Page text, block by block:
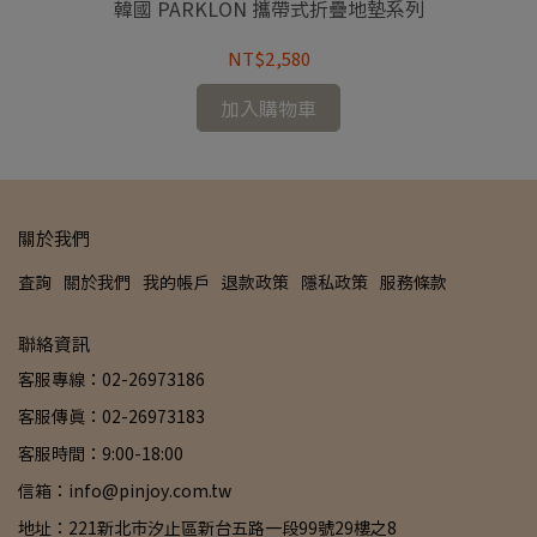
韓國 PARKLON 攜帶式折疊地墊系列
NT$2,580
加入購物車
關於我們
查詢 關於我們 我的帳戶 退款政策 隱私政策 服務條款
聯絡資訊
客服專線：02-26973186
客服傳真：02-26973183
客服時間：9:00-18:00
信箱：info@pinjoy.com.tw
地址：221新北市汐止區新台五路一段99號29樓之8